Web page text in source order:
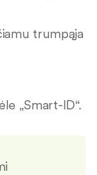
trumpąja
„Smart-ID“.